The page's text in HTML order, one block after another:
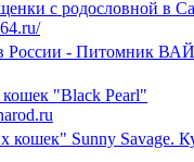
с родословной в
в России - Питомник
"Black Pearl"
Sunny Savage.